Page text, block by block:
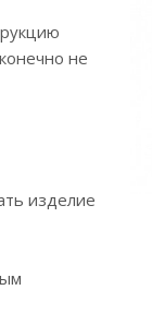
не
изделие